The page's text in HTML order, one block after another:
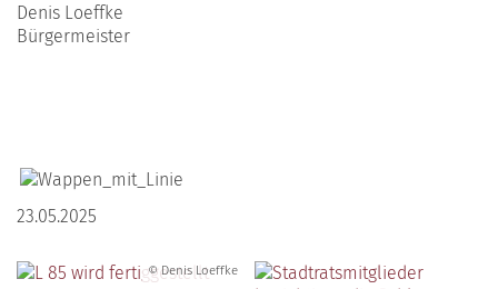
Denis Loeffke
Bürgermeister
23.05.2025
© Denis Loeffke